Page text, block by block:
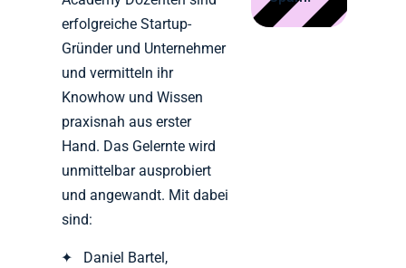
erfolgreiche Startup-
Gründer und Unternehmer
und vermitteln ihr
Knowhow und Wissen
praxisnah aus erster
Hand. Das Gelernte wird
unmittelbar ausprobiert
und angewandt. Mit dabei
sind:
Daniel Bartel,